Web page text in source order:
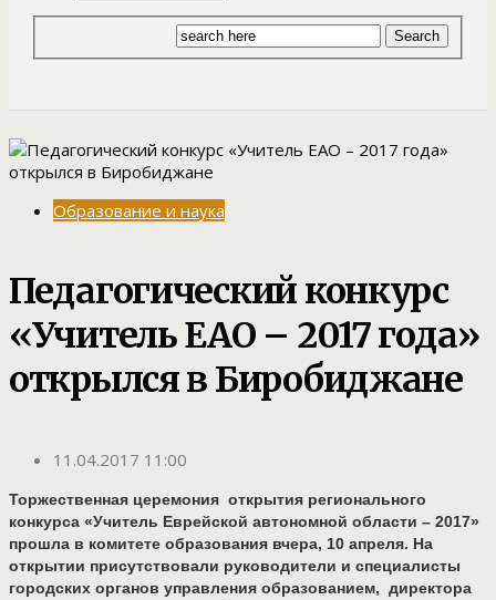
Образование и наука
Педагогический конкурс
«Учитель ЕАО – 2017 года»
открылся в Биробиджане
11.04.2017 11:00
Торжественная церемония открытия регионального
конкурса «Учитель Еврейской автономной области – 2017»
прошла в комитете образования вчера, 10 апреля. На
открытии присутствовали руководители и специалисты
городских органов управления образованием, директора